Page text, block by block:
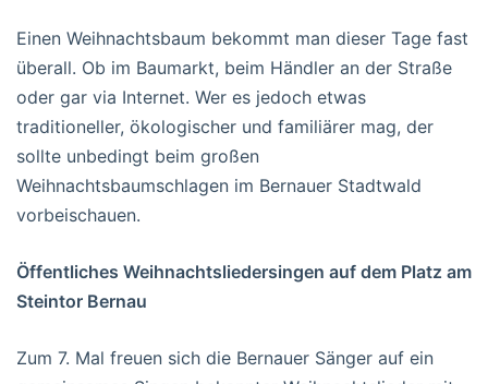
Einen Weihnachtsbaum bekommt man dieser Tage fast
überall. Ob im Baumarkt, beim Händler an der Straße
oder gar via Internet. Wer es jedoch etwas
traditioneller, ökologischer und familiärer mag, der
sollte unbedingt beim großen
Weihnachtsbaumschlagen im Bernauer Stadtwald
vorbeischauen.
Öffentliches Weihnachtsliedersingen auf dem Platz am
Steintor Bernau
Zum 7. Mal freuen sich die Bernauer Sänger auf ein